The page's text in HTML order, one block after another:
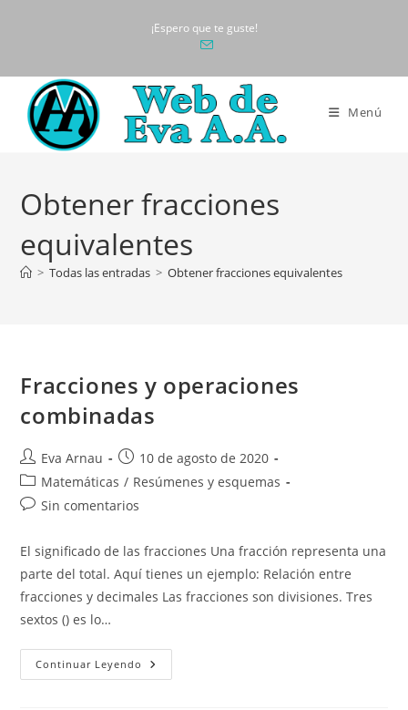
¡Espero que te guste!
Menú
Obtener fracciones
equivalentes
> Todas las entradas > Obtener fracciones equivalentes
Fracciones y operaciones
combinadas
Autor
de
la
entrada:
Eva Arnau
Publicación
de
entrada:
10 de agosto de 2020
Categoría
de
Matemáticas / Resúmenes y esquemas
Comentarios
la
entrada:
Sin comentarios
El significado de las fracciones Una fracción representa una
parte del total. Aquí tienes un ejemplo: Relación entre
fracciones y decimales Las fracciones son divisiones. Tres
sextos () es lo…
Continuar Leyendo Fracciones
Y